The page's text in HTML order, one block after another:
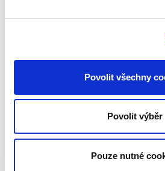
Povolit všechny
Povolit výběr
Pouze nutné
Josef Kotásek ,Dana
990,00 Kč